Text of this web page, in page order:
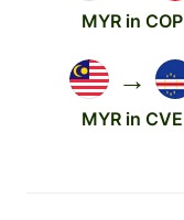
MYR in COP
→
MYR in CVE